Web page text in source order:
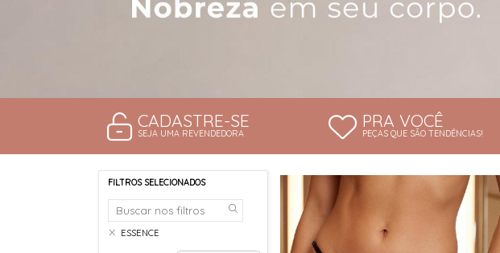
CADASTRE-SE
SEJA UMA REVENDEDORA
PRA VOCÊ
PEÇAS QUE SÃO TENDÊNCIAS!
FILTROS SELECIONADOS
ESSENCE